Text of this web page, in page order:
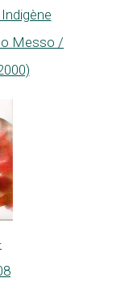
Messo /